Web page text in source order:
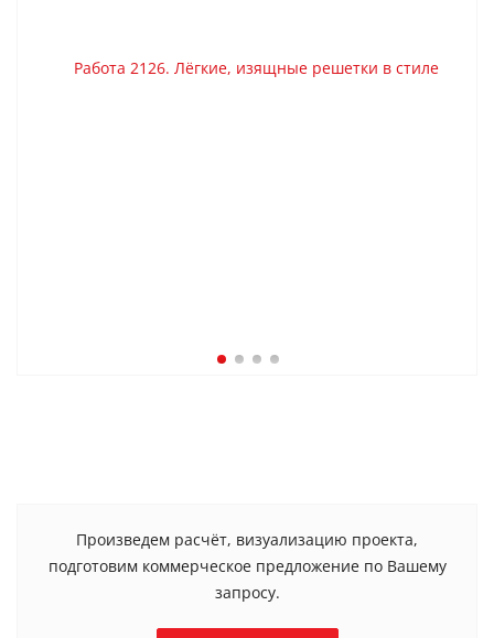
Произведем расчёт, визуализацию проекта,
подготовим коммерческое предложение по Вашему
запросу.